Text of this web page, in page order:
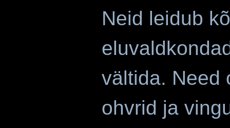
Neid leidub
vältida. Need
ohvrid ja